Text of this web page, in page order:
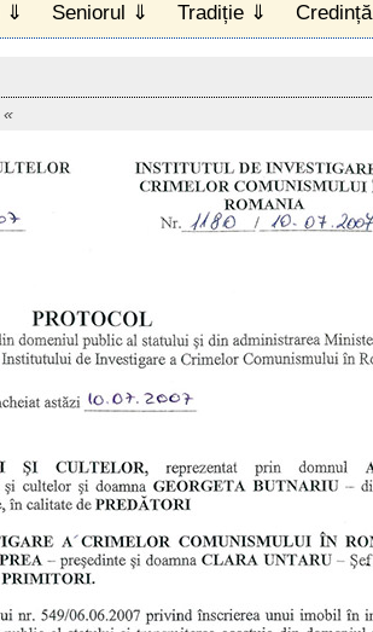
Seniorul Tradiție Credință